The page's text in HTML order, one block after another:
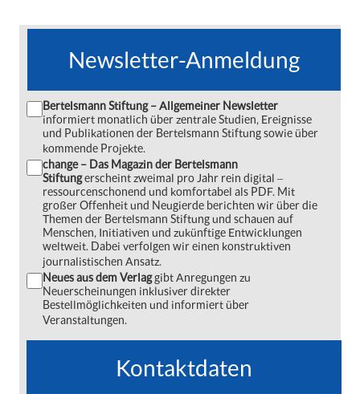
Newsletter-Anmeldung
Bertelsmann Stiftung – Allgemeiner Newsletter
informiert monatlich über zentrale Studien, Ereignisse
und Publikationen der Bertelsmann Stiftung sowie über
kommende Projekte.
change – Das Magazin der Bertelsmann
Stiftungerscheint zweimal pro Jahr rein digital ‒
ressourcenschonend und komfortabel als PDF. Mit
großer Offenheit und Neugierde berichten wir über die
Themen der Bertelsmann Stiftung und schauen auf
Menschen, Initiativen und zukünftige Entwicklungen
weltweit. Dabei verfolgen wir einen konstruktiven
journalistischen Ansatz.
Neues aus dem Verlaggibt Anregungen zu
Neuerscheinungen inklusiver direkter
Bestellmöglichkeiten und informiert über
Veranstaltungen.
Kontaktdaten